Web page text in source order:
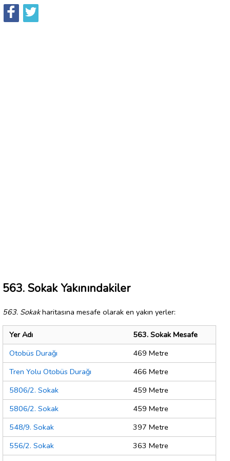
563. Sokak Yakınındakiler
563. Sokakharitasına mesafe olarak en yakın yerler:
Yer Adı
563. Sokak Mesafe
Otobüs Durağı
469 Metre
Tren Yolu Otobüs Durağı
466 Metre
5806/2. Sokak
459 Metre
5806/2. Sokak
459 Metre
548/9. Sokak
397 Metre
556/2. Sokak
363 Metre